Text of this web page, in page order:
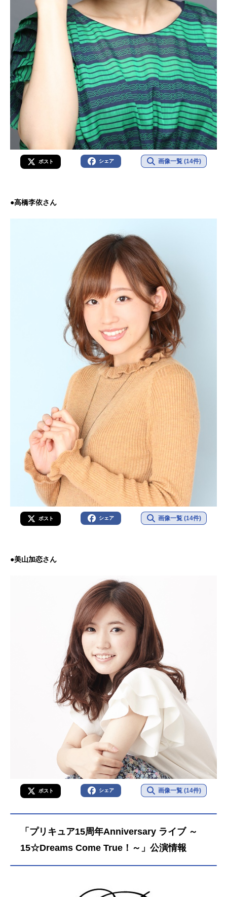
ポスト シェア 画像一覧 (14件)
●高橋李依さん
ポスト シェア 画像一覧 (14件)
●美山加恋さん
ポスト シェア 画像一覧 (14件)
「プリキュア15周年Anniversary ライブ ～
15☆Dreams Come True！～」公演情報